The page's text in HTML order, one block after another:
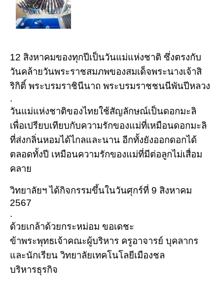
12 สิงหาคมของทุกปีเป็นวันแม่แห่งชาติ ซึ่งตรงกับ
วันคล้ายวันพระราชสมภพของสมเด็จพระนางเจ้าสิ
ริกิติ์ พระบรมราชินีนาถ พระบรมราชชนนีพันปีหลวง
.
วันแม่แห่งชาติของไทยใช้สัญลักษณ์เป็นดอกมะลิ
เพื่อเปรียบเทียบกับความรักของแม่ที่เหมือนดอกมะลิ
ที่ส่งกลิ่นหอมได้ไกลและนาน อีกทั้งยังออกดอกได้
ตลอดทั้งปี เหมือนความรักของแม่ที่มีต่อลูกไม่เสื่อม
คลาย
วิทยาลัยฯ ได้กิจกรรมขึ้นในวันศุกร์ที่ 9 สิงหาคม
2567
.
ด้วยเกล้าด้วยกระหม่อม ขอเดชะ
ข้าพระพุทธเจ้าคณะผู้บริหาร ครูอาจารย์ บุคลากร
และนักเรียน วิทยาลัยเทคโนโลยีเมืองชล
บริหารธุรกิจ